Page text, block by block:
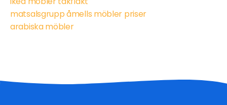
matsalsgrupp åmells möbler priser
arabiska möbler